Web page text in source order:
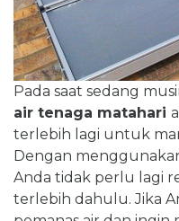
Pada saat sedang
air tenaga matahari
terlebih lagi untuk
Dengan
Anda tidak perlu lagi
terlebih dahulu. Jika